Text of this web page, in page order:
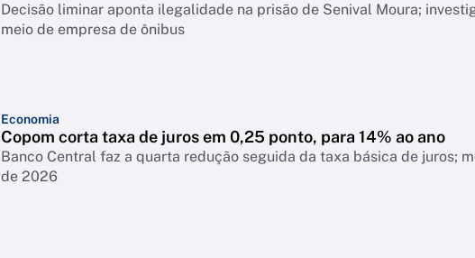
Decisão liminar aponta ilegalidade na prisão de Senival Moura;
meio de empresa de ônibus
Economia
Copom corta taxa de juros em 0,25 ponto, para 14% ao ano
Banco Central faz a quarta redução seguida da taxa básica de juros;
de 2026